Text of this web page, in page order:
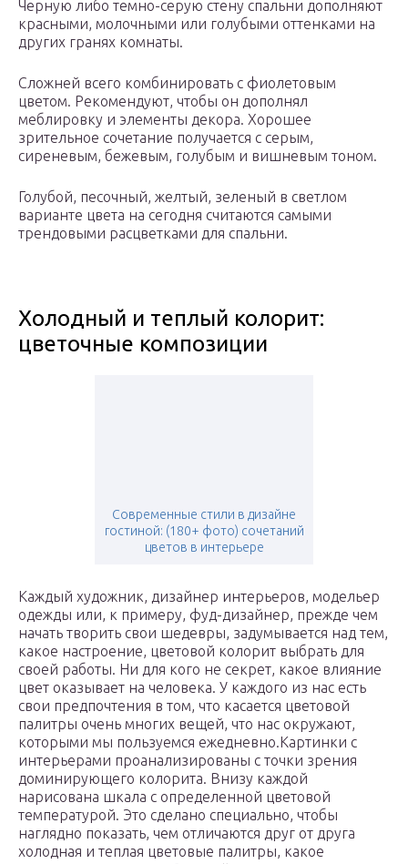
Черную либо темно-серую стену спальни дополняют
красными, молочными или голубыми оттенками на
других гранях комнаты.
Сложней всего комбинировать с фиолетовым
цветом. Рекомендуют, чтобы он дополнял
меблировку и элементы декора. Хорошее
зрительное сочетание получается с серым,
сиреневым, бежевым, голубым и вишневым тоном.
Голубой, песочный, желтый, зеленый в светлом
варианте цвета на сегодня считаются самыми
трендовыми расцветками для спальни.
Холодный и теплый колорит:
цветочные композиции
Современные стили в дизайне
гостиной: (180+ фото) сочетаний
цветов в интерьере
Каждый художник, дизайнер интерьеров, модельер
одежды или, к примеру, фуд-дизайнер, прежде чем
начать творить свои шедевры, задумывается над тем,
какое настроение, цветовой колорит выбрать для
своей работы. Ни для кого не секрет, какое влияние
цвет оказывает на человека. У каждого из нас есть
свои предпочтения в том, что касается цветовой
палитры очень многих вещей, что нас окружают,
которыми мы пользуемся ежедневно.Картинки с
интерьерами проанализированы с точки зрения
доминирующего колорита. Внизу каждой
нарисована шкала с определенной цветовой
температурой. Это сделано специально, чтобы
наглядно показать, чем отличаются друг от друга
холодная и теплая цветовые палитры, какое